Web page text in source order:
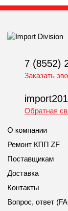
7 (8552)
Заказать
Обратная
О компании
Ремонт КПП ZF
Поставщикам
Доставка
Контакты
Вопрос, ответ